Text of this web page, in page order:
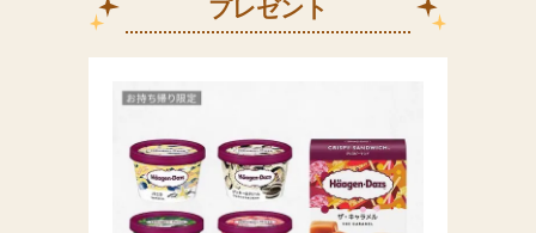
プレゼント